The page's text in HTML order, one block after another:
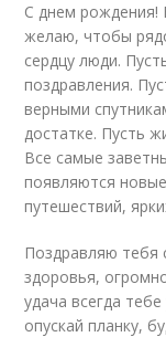
С днем рождения!
желаю, чтобы
сердцу люди.
поздравления.
верными
достатке. Пусть
Все самые
появляются
путешествий,
Поздравляю тебя
здоровья,
удача всегда
опускай планку,